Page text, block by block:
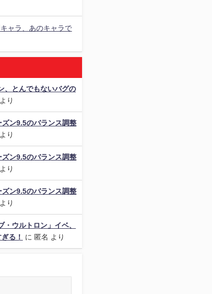
ャラ、あのキャラで
、とんでもないバグの
より
ン9.5のバランス調整
より
ン9.5のバランス調整
より
ン9.5のバランス調整
より
・ウルトロン」イベ、
る！
に 匿名 より